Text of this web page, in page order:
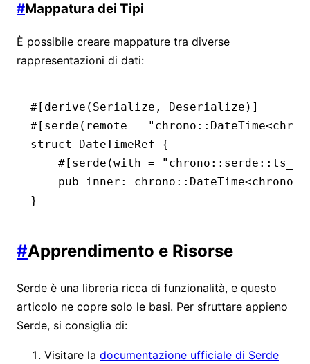
#Mappatura dei Tipi
È possibile creare mappature tra diverse
rappresentazioni di dati:
#[derive( Serialize , Deserialize )]
#[serde(remote =
struct
DateTimeRef {
    #[serde(with
=
    pub
inner : chrono :: DateTime<chrono
}
#Apprendimento e Risorse
Serde è una libreria ricca di funzionalità, e questo
articolo ne copre solo le basi. Per sfruttare appieno
Serde, si consiglia di:
Visitare la documentazione ufficiale di Serde